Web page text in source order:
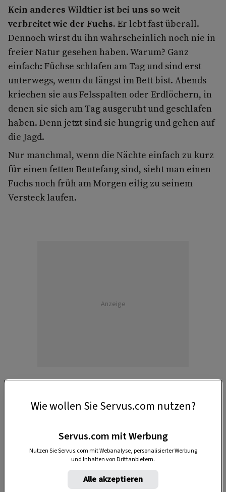
Kein anderes Wildtier ist bei uns so weit
verbreitet wie der Fuchs. Er lebt fast überall.
Dennoch wirst du ihn wahrscheinlich noch nie in
freier Natur gesehen haben. Warum? Ganz
einfach: Füchse schlafen am Tag und sind erst
unterwegs, wenn du längst im Bett bist. Abends
kriechen sie aus Felsspalten oder Erdlöchern, in
denen sie sich am Tag ausgeruht und geschlafen
haben. Denn jetzt sind sie hungrig und gehen auf
die Jagd.
Nur manchmal, wenn die Nächte einfach zu kurz
für einen fetten Beutefang sind, sieht man einen
Fuchs noch früh am Morgen eilig zu seinem
Versteck laufen.
Anzeige
Mäuse, Frösche, Regenwürmer, Gänse,
Hühner, Eier und Obst.
Neben ihrer
Leibspeise, den Mäusen, fressen
Wie wollen Sie Servus.com nutzen?
Servus.com mit Werbung
Nutzen Sie Servus.com mit Webanalyse, personalisierter Werbung
und Inhalten von Drittanbietern.
Alle akzeptieren